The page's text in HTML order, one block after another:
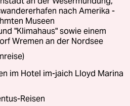
nach Amerika -
Museen
"Klimahaus" sowie einem
Wremen an der Nordsee
im Hotel im-jaich Lloyd Marina
Reisen